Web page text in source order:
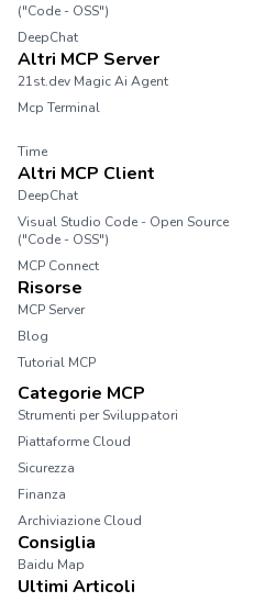
("Code - OSS")
DeepChat
Altri MCP Server
21st.dev Magic Ai Agent
Mcp Terminal
Time
Altri MCP Client
DeepChat
Visual Studio Code - Open Source
("Code - OSS")
MCP Connect
Risorse
MCP Server
Blog
Tutorial MCP
Categorie MCP
Strumenti per Sviluppatori
Piattaforme Cloud
Sicurezza
Finanza
Archiviazione Cloud
Consiglia
Baidu Map
Ultimi Articoli